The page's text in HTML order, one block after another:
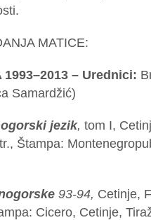
MATICE:
1993–2013 – Urednici:
Samardžić)
jezik, tom I,
Štampa:
93-94, Cetinje,
Cicero, Cetinje,